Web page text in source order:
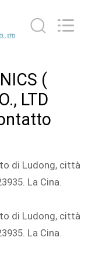
(
LTD
di Ludong, città
La Cina.
di Ludong, città
La Cina.